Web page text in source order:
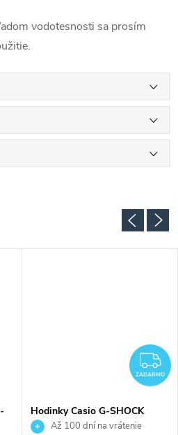
vodotesnosti sa prosím
ZADARMO
Hodinky Casio G-SHOCK
GMA-P2110-1AER
Až 100 dní na vrátenie